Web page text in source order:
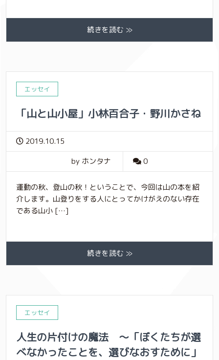
続きを読む ≫
エッセイ
「山と山小屋」小林百合子・野川かさね
2019.10.15
by ホンタナ
0
運動の秋、登山の秋！ということで、今回は山の本を紹
介します。山登りをする人にとってかけがえのない存在
である山小 […]
続きを読む ≫
エッセイ
人生の片付けの魔法 ～「ぼくたちが選
べなかったことを、選びなおすために」